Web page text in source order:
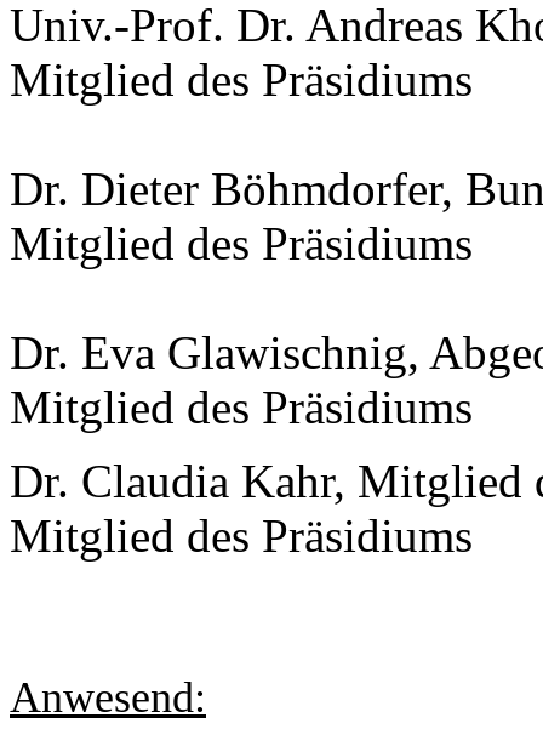
Univ.-Prof. Dr. Andreas
Mitglied des Präsidiums
Dr. Dieter Böhmdorfer,
Mitglied des Präsidiums
Dr. Eva Glawischnig,
Mitglied des Präsidiums
Dr. Claudia Kahr, Mitglied
Mitglied des Präsidiums
Anwesend: